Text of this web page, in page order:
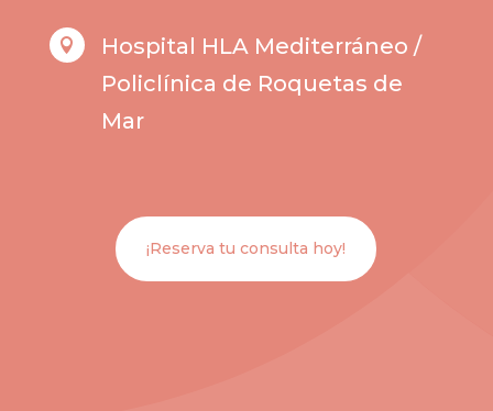

Hospital HLA Mediterráneo /
Policlínica de Roquetas de
Mar
¡Reserva tu consulta hoy!